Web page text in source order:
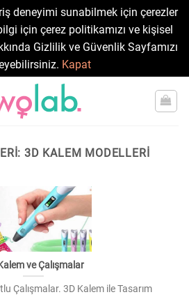
deneyimi sunabilmek için çerezler
için çerez politikamızı ve kişisel
Gizlilik ve Güvenlik Sayfamızı
Kapat
3D KALEM MODELLERI
ve Çalışmalar
Çalışmalar. 3D Kalem ile Tasarım